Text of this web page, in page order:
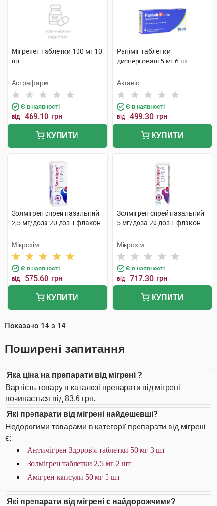
Мігренет таблетки 100 мг 10
шт
Астрафарм
Є в наявності
від 469.10 грн
КУПИТИ
Рапіміг таблетки
дисперговані 5 мг 6 шт
Актавіс
Є в наявності
від 499.30 грн
КУПИТИ
Золмігрен спрей назальний
2,5 мг/доза 20 доз 1 флакон
Мікрохім
Є в наявності
від 575.60 грн
КУПИТИ
Золмігрен спрей назальний
5 мг/доза 20 доз 1 флакон
Мікрохім
Є в наявності
від 717.30 грн
КУПИТИ
Показано 14 з 14
Поширені запитання
Яка ціна на препарати від мігрені ?
Вартість товару в каталозі препарати від мігрені
починається від 83.6 грн.
Які препарати від мігрені найдешевші?
Недорогими товарами в категорії препарати від мігрені
є:
Антимігрен Здоров'я таблетки 50 мг 3 шт
Золмігрен таблетки 2,5 мг 2 шт
Амігрен капсули 50 мг 3 шт
Які препарати від мігрені є найдорожчими?